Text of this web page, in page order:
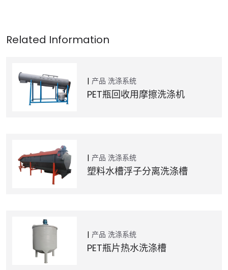
产品 洗涤系统
PET瓶回收用摩擦洗涤机
产品 洗涤系统
塑料水槽浮子分离洗涤槽
产品 洗涤系统
PET瓶片热水洗涤槽